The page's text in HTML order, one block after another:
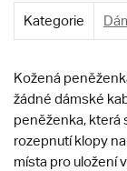
Kategorie
Kožená
žádné dámské
peněženka, která
rozepnutí klopy
místa pro uložení